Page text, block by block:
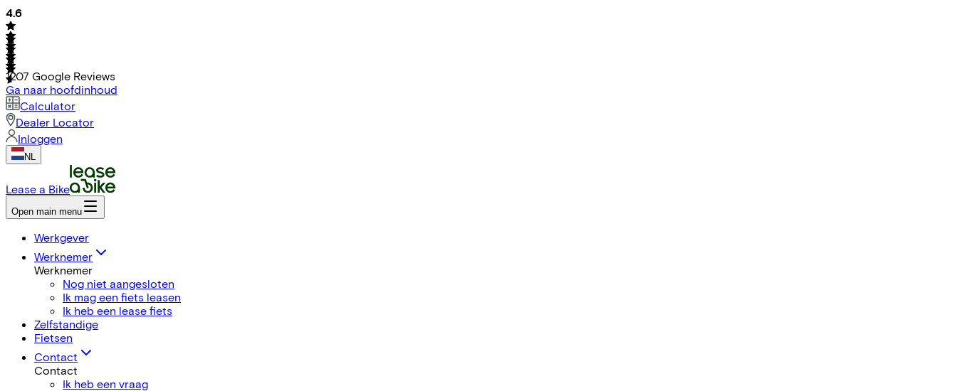
4.6
1207 Google Reviews
Ga naar hoofdinhoud
Calculator
Dealer Locator
Inloggen
NL
Lease a Bike
Open main menu
Werkgever
Werknemer
Werknemer
Nog niet aangesloten
Ik mag een fiets leasen
Ik heb een lease fiets
Zelfstandige
Fietsen
Contact
Contact
Ik heb een vraag